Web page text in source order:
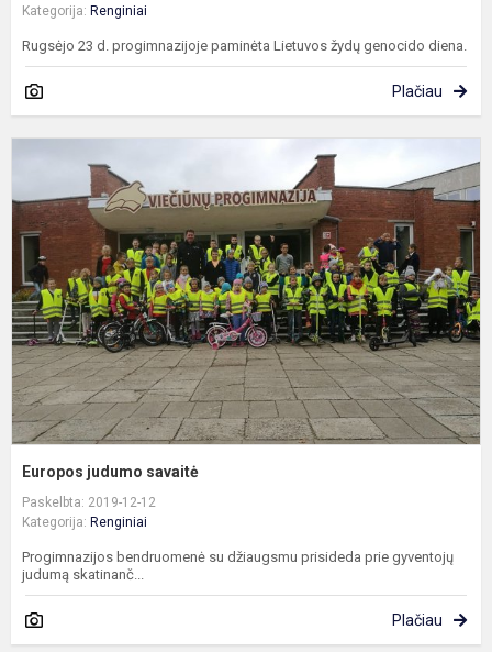
Kategorija: Renginiai
Rugsėjo 23 d. progimnazijoje paminėta Lietuvos žydų genocido diena.
Plačiau
Europos judumo savaitė
Paskelbta: 2019-12-12
Kategorija: Renginiai
Progimnazijos bendruomenė su džiaugsmu prisideda prie gyventojų
judumą skatinanč...
Plačiau